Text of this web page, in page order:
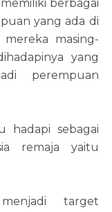
berbagai
yang ada di
masing-
yang
perempuan
hadapi sebagai
remaja yaitu
target